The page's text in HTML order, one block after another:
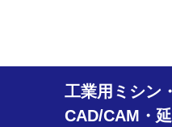
工業用ミシン・
CAD/CAM・延